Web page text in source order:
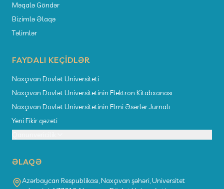
Məqalə Göndər
Bizimlə Əlaqə
Təlimlər
FAYDALI KEÇIDLƏR
Naxçıvan Dövlət Universiteti
Naxçıvan Dövlət Universitetinin Elektron Kitabxanası
Naxçıvan Dövlət Universitetinin Elmi Əsərlər Jurnalı
Yeni Fikir qəzeti
ƏLAQƏ
Azərbaycan Respublikası, Naxçıvan şəhəri, Universitet